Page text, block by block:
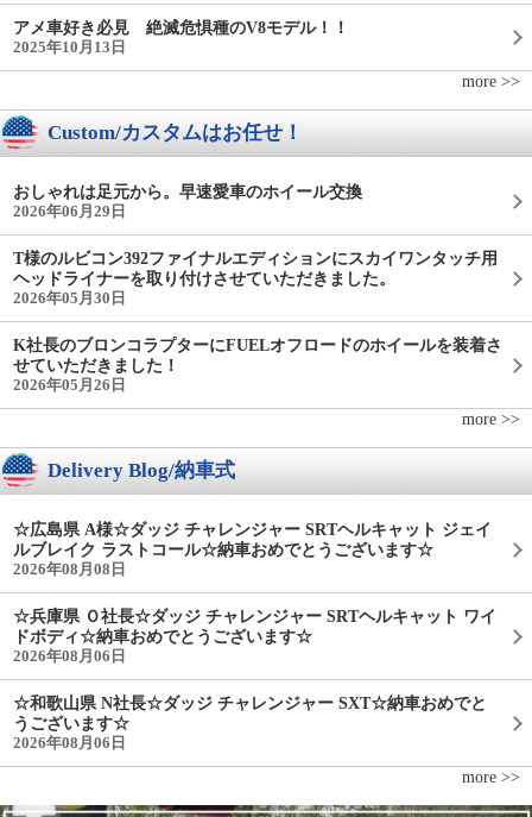
アメ車好き必見 絶滅危惧種のV8モデル！！
2025年10月13日
more >>
Custom/カスタムはお任せ！
おしゃれは足元から。早速愛車のホイール交換
2026年06月29日
T様のルビコン392ファイナルエディションにスカイワンタッチ用
ヘッドライナーを取り付けさせていただきました。
2026年05月30日
K社長のブロンコラプターにFUELオフロードのホイールを装着さ
せていただきました！
2026年05月26日
more >>
Delivery Blog/納車式
☆広島県 A様☆ダッジ チャレンジャー SRTヘルキャット ジェイ
ルブレイク ラストコール☆納車おめでとうございます☆
2026年08月08日
☆兵庫県 Ｏ社長☆ダッジ チャレンジャー SRTヘルキャット ワイ
ドボディ☆納車おめでとうございます☆
2026年08月06日
☆和歌山県 N社長☆ダッジ チャレンジャー SXT☆納車おめでと
うございます☆
2026年08月06日
more >>